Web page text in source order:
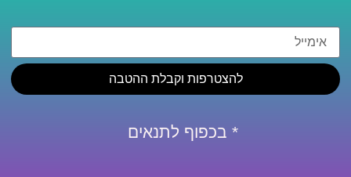
להצטרפות וקבלת ההטבה
* בכפוף לתנאים